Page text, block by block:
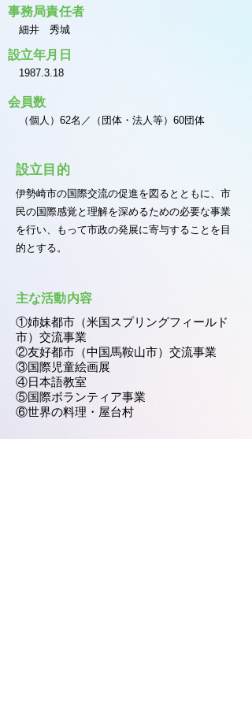
事務局責任者
細井 秀城
設立年月日
1987.3.18
会員数
（個人）62名／（団体・法人等）60団体
設立目的
伊勢崎市の国際交流の促進を図るとともに、市
民の国際感覚と理解を深めるための必要な事業
を行い、もって市政の発展に寄与することを目
的とする。
主な活動内容
①姉妹都市（米国スプリングフィールド
市）交流事業
②友好都市（中国馬鞍山市）交流事業
③国際児童絵画展
④日本語教室
⑤国際ボランティア事業
⑥世界の料理・屋台村